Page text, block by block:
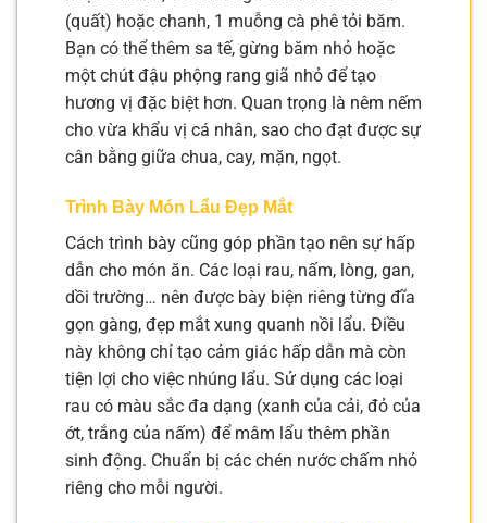
(quất) hoặc chanh, 1 muỗng cà phê tỏi băm.
Bạn có thể thêm sa tế, gừng băm nhỏ hoặc
một chút đậu phộng rang giã nhỏ để tạo
hương vị đặc biệt hơn. Quan trọng là nêm nếm
cho vừa khẩu vị cá nhân, sao cho đạt được sự
cân bằng giữa chua, cay, mặn, ngọt.
Trình Bày Món Lẩu Đẹp Mắt
Cách trình bày cũng góp phần tạo nên sự hấp
dẫn cho món ăn. Các loại rau, nấm, lòng, gan,
dồi trường… nên được bày biện riêng từng đĩa
gọn gàng, đẹp mắt xung quanh nồi lẩu. Điều
này không chỉ tạo cảm giác hấp dẫn mà còn
tiện lợi cho việc nhúng lẩu. Sử dụng các loại
rau có màu sắc đa dạng (xanh của cải, đỏ của
ớt, trắng của nấm) để mâm lẩu thêm phần
sinh động. Chuẩn bị các chén nước chấm nhỏ
riêng cho mỗi người.